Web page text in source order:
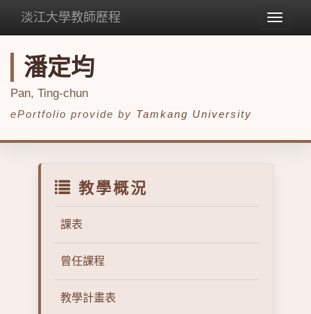
Toggle
淡江大學教師歷程
潘定均
Pan, Ting-chun
ePortfolio provide by Tamkang University
教學概況
課表
曾任課程
教學計畫表